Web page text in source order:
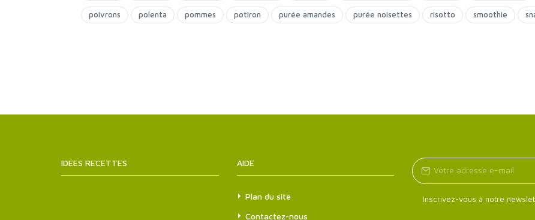
poivrons polenta pommes potiron purée amandes purée noisettes risotto smoothie
IDÉES RECETTES AIDE
Plan du site
Contactez-nous
Inscrivez-vous à notre